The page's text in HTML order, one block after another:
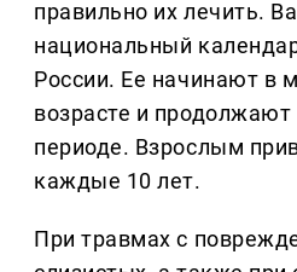
правильно их лечить.
национальный
России. Ее начинают в
возрасте и продолжают
периоде. Взрослым
каждые 10 лет.
При травмах с